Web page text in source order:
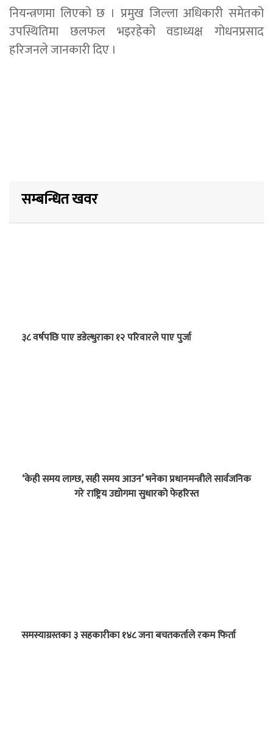
नियन्त्रणमा लिएको छ । प्रमुख जिल्ला अधिकारी समेतको
उपस्थितिमा छलफल भइरहेको वडाध्यक्ष गोधनप्रसाद
हरिजनले जानकारी दिए ।
सम्बन्धित खवर
३८ वर्षपछि पाए डडेल्धुराका १२ परिवारले पाए पुर्जा
‘केही समय लाग्छ, सही समय आउन’ भनेका प्रधानमन्त्रीले सार्वजनिक
गरे राष्ट्रिय उद्योगमा सुधारको फेहरिस्त
समस्याग्रस्तका ३ सहकारीका १४८ जना बचतकर्ताले रकम फिर्ता